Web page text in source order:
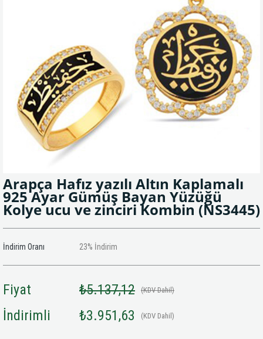
Arapça Hafız yazılı Altın Kaplamalı
925 Ayar Gümüş Bayan Yüzüğü
Kolye ucu ve zinciri Kombin (NS3445)
İndirim Oranı %
23 İndirim
Fiyat ₺5.137,12 (KDV Dahil)
İndirimli ₺3.951,63 (KDV Dahil)